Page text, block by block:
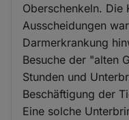
Oberschenkeln. Die
Ausscheidungen
Darmerkrankung
Besuche der "alten
Stunden und
Beschäftigung der
Eine solche